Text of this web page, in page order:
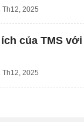
Th12, 2025
của TMS
Th12, 2025